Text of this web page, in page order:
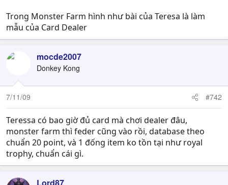
Trong Monster Farm hình như bài của Teresa là làm
mẫu của Card Dealer
mocde2007
Donkey Kong
7/11/09 #742
Teressa có bao giờ đủ card mà chơi dealer đâu,
monster farm thì feder cũng vào rồi, database theo
chuẩn 20 point, và 1 đống item ko tồn tại như royal
trophy, chuẩn cái gì.